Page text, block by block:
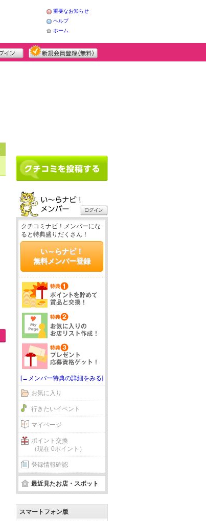
重要なお知らせ
ヘルプ
ホーム
クチコミナビ！メンバーにな
ると特典盛りだくさん！
い～らナビ！
無料メンバー登録
[→メンバー特典の詳細をみる]
お気に入り
行きたいイベント
マイページ
ポイント交換
（現在 0ポイント）
登録情報確認
最近見たお店・スポット
スマートフォン版